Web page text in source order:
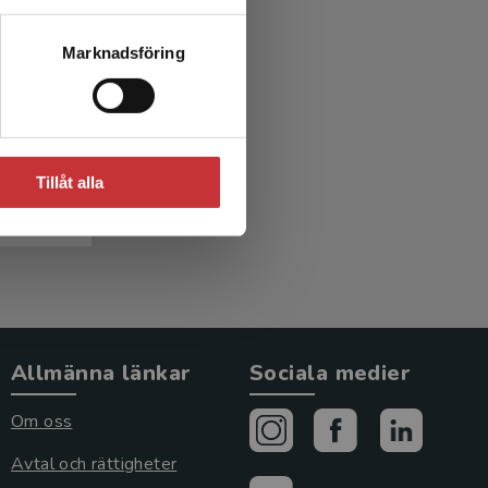
Marknadsföring
Tillåt alla
och
M
Allmänna länkar
Om oss
Avtal och rättigheter
Sociala medier